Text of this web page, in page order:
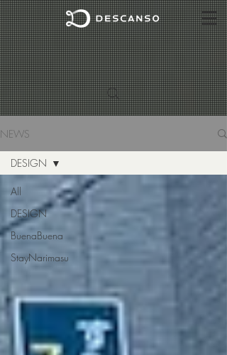
NEWS
All
DESIGN
BuenaBuena
StayNarimasu
DESIGN